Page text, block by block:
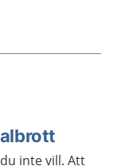
inte vill. Att